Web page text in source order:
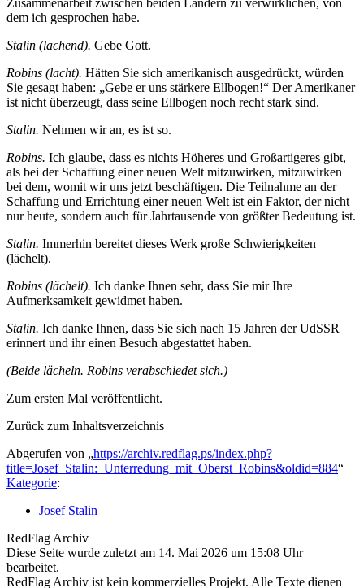
dem ich gesprochen habe.
Stalin (lachend). Gebe Gott.
Robins (lacht). Hätten Sie sich amerikanisch ausgedrückt, würden
Sie gesagt haben: „Gebe er uns stärkere Ellbogen!“ Der Amerikaner
ist nicht überzeugt, dass seine Ellbogen noch recht stark sind.
Stalin. Nehmen wir an, es ist so.
Robins. Ich glaube, dass es nichts Höheres und Großartigeres gibt,
als bei der Schaffung einer neuen Welt mitzuwirken, mitzuwirken
bei dem, womit wir uns jetzt beschäftigen. Die Teilnahme an der
Schaffung und Errichtung einer neuen Welt ist ein Faktor, der nicht
nur heute, sondern auch für Jahrtausende von größter Bedeutung ist.
Stalin. Immerhin bereitet dieses Werk große Schwierigkeiten
(lächelt).
Robins (lächelt). Ich danke Ihnen sehr, dass Sie mir Ihre
Aufmerksamkeit gewidmet haben.
Stalin. Ich danke Ihnen, dass Sie sich nach 15 Jahren der UdSSR
erinnert und ihr einen Besuch abgestattet haben.
(Beide lächeln. Robins verabschiedet sich.)
Zum ersten Mal veröffentlicht.
Zurück zum Inhaltsverzeichnis
Abgerufen von „https://archiv.redflag.ps/index.php?
title=Josef_Stalin:_Unterredung_mit_Oberst_Robins&oldid=884“
Kategorie:
Josef Stalin
RedFlag Archiv
Diese Seite wurde zuletzt am 14. Mai 2026 um 15:08 Uhr
bearbeitet.
RedFlag Archiv ist kein kommerzielles Projekt. Alle Texte dienen